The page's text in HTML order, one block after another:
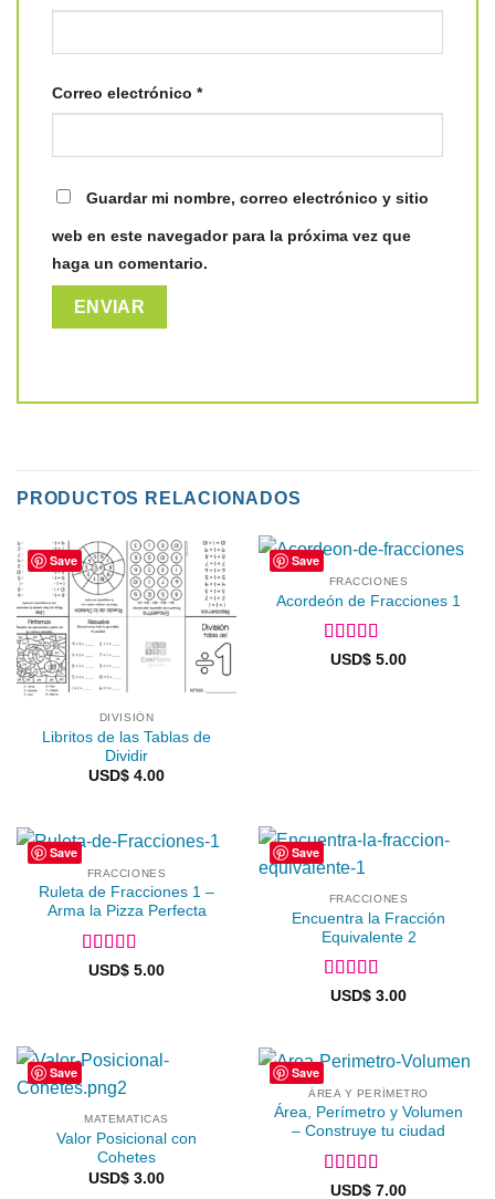
Correo electrónico *
Guardar mi nombre, correo electrónico y sitio
web en este navegador para la próxima vez que
haga un comentario.
PRODUCTOS RELACIONADOS
Save
DIVISIÓN
Libritos de las Tablas de
Dividir
USD$ 4.00
Save
FRACCIONES
Acordeón de Fracciones 1
Valorado en
USD$ 5.00
Save
FRACCIONES
Ruleta de Fracciones 1 –
Arma la Pizza Perfecta
Valorado en
USD$ 5.00
Save
FRACCIONES
Encuentra la Fracción
Equivalente 2
Valorado en
USD$ 3.00
Save
MATEMATICAS
Valor Posicional con
Cohetes
USD$ 3.00
Save
ÁREA Y PERÍMETRO
Área, Perímetro y Volumen
– Construye tu ciudad
Valorado en
USD$ 7.00